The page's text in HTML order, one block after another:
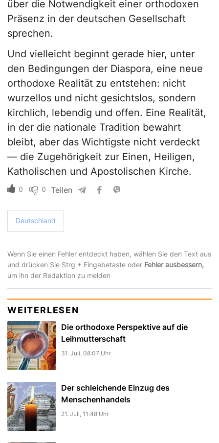
über die Notwendigkeit einer orthodoxen
Präsenz in der deutschen Gesellschaft
sprechen.
Und vielleicht beginnt gerade hier, unter
den Bedingungen der Diaspora, eine neue
orthodoxe Realität zu entstehen: nicht
wurzellos und nicht gesichtslos, sondern
kirchlich, lebendig und offen. Eine Realität,
in der die nationale Tradition bewahrt
bleibt, aber das Wichtigste nicht verdeckt
— die Zugehörigkeit zur Einen, Heiligen,
Katholischen und Apostolischen Kirche.
0 0 Teilen
Deutschland
Wenn Sie einen Fehler entdeckt haben, wählen Sie den Text aus
und drücken Sie Strg + Eingabetaste oder Fehler ausbessern,
um ihn der Redaktion zu melden
WEITERLESEN
Die orthodoxe Perspektive auf die
Leihmutterschaft
31. Juli, 08:07 Uhr
Der schleichende Einzug des
Menschenhandels
21. Juli, 11:48 Uhr